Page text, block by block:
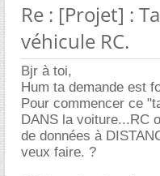
Re : [Projet] :
véhicule RC.
Bjr à toi,
Hum ta demande est
Pour commencer ce
DANS la voiture...RC
de données à
veux faire. ?